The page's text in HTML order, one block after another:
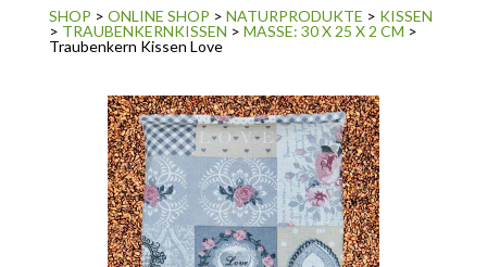
SHOP > ONLINE SHOP > NATURPRODUKTE > KISSEN
> TRAUBENKERNKISSEN > MASSE: 30 X 25 X 2 CM >
Traubenkern Kissen Love